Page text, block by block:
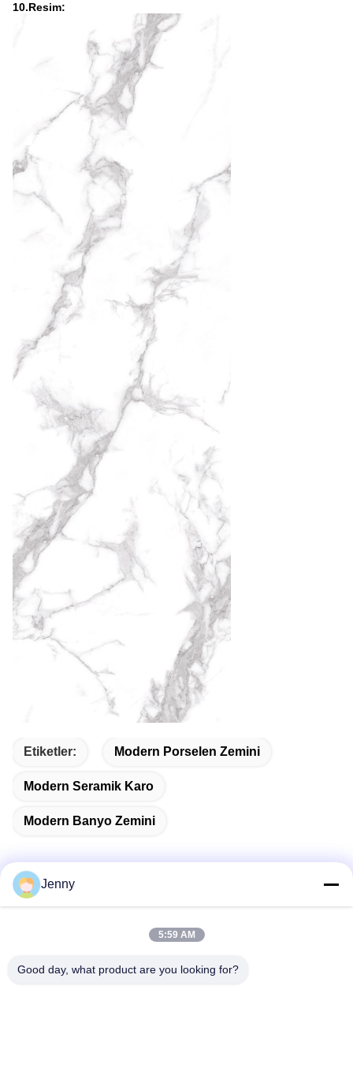
10.Resim:
Etiketler: Modern Porselen Zemini
Modern Seramik Karo
Modern Banyo Zemini
2 Kat 11, Kuzey Bölge 4 Blok, Hua Yi Uluslararası Expo
Jenny
5:59 AM
Good day, what product are you looking for?